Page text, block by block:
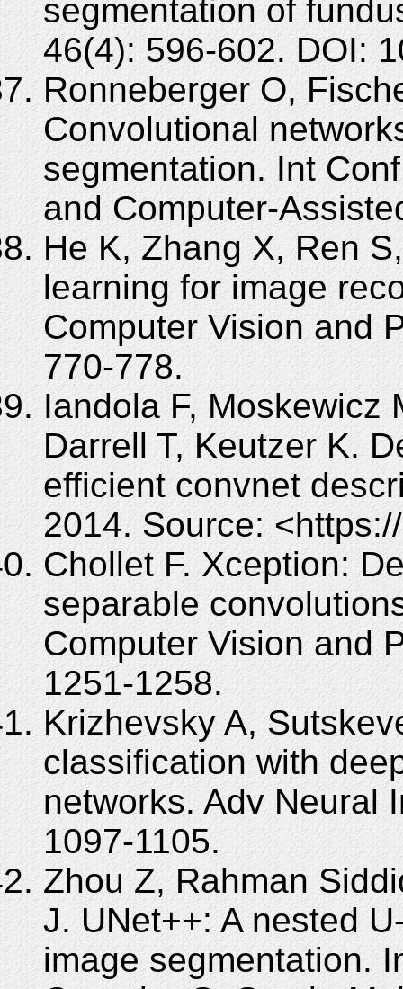
segmentation of
46(4): 596-602. DOI:
Ronneberger O,
Convolutional
segmentation. Int
and Computer-
He K, Zhang X, Ren
learning for image
Computer Vision and
770-778.
Iandola F, Moskewicz
Darrell T, Keutzer K.
efficient convnet
2014. Source:
Chollet F. Xception:
separable
Computer Vision and
1251-1258.
Krizhevsky A,
classification with
networks. Adv Neural
1097-1105.
Zhou Z, Rahman
J. UNet++: A nested
image segmentation.